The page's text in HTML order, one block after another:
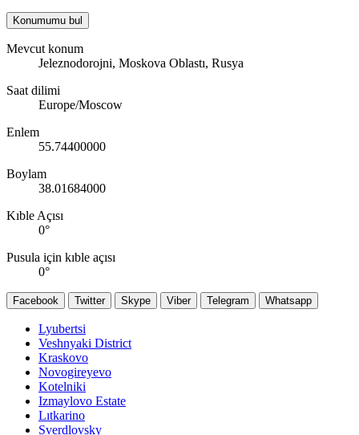
Konumumu bul
Mevcut konum
Jeleznodorojni, Moskova Oblastı, Rusya
Saat dilimi
Europe/Moscow
Enlem
55.74400000
Boylam
38.01684000
Kıble Açısı
0°
Pusula için kıble açısı
0°
Facebook Twitter Skype Viber Telegram Whatsapp
Lyubertsi
Veshnyaki District
Kraskovo
Novogireyevo
Kotelniki
Izmaylovo Estate
Lıtkarino
Sverdlovsky